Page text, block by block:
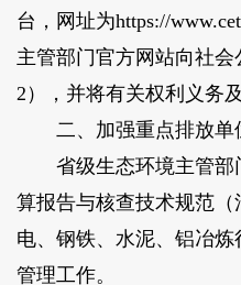
台，网址为https://
主管部门官方网站向社
2），并将有关权利义务
二、加强重点排放单
省级生态环境主管部
算报告与核查技术规范
电、钢铁、水泥、铝冶
管理工作。